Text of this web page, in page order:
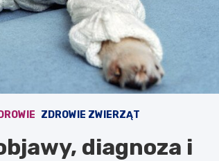
ZDROWIE ZWIERZĄT
diagnoza i